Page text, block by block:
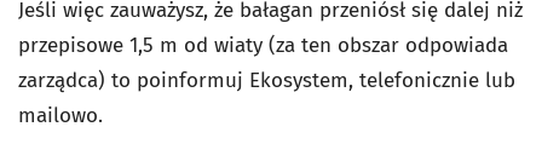
Jeśli więc zauważysz, że bałagan przeniósł się dalej niż
przepisowe 1,5 m od wiaty (za ten obszar odpowiada
zarządca) to poinformuj Ekosystem, telefonicznie lub
mailowo.